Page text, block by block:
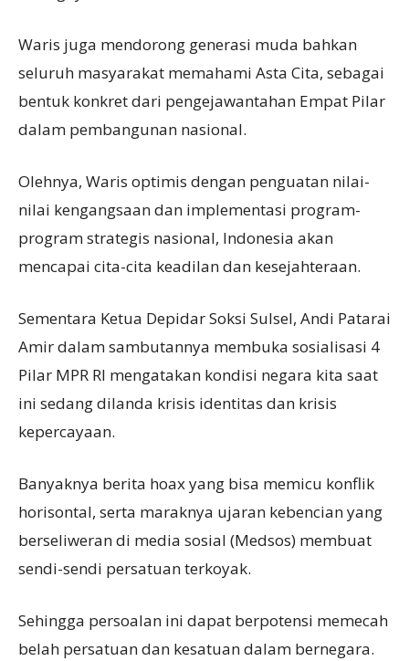
Waris juga mendorong generasi muda bahkan
seluruh masyarakat memahami Asta Cita, sebagai
bentuk konkret dari pengejawantahan Empat Pilar
dalam pembangunan nasional.
Olehnya, Waris optimis dengan penguatan nilai-
nilai kengangsaan dan implementasi program-
program strategis nasional, Indonesia akan
mencapai cita-cita keadilan dan kesejahteraan.
Sementara Ketua Depidar Soksi Sulsel, Andi Patarai
Amir dalam sambutannya membuka sosialisasi 4
Pilar MPR RI mengatakan kondisi negara kita saat
ini sedang dilanda krisis identitas dan krisis
kepercayaan.
Banyaknya berita hoax yang bisa memicu konflik
horisontal, serta maraknya ujaran kebencian yang
berseliweran di media sosial (Medsos) membuat
sendi-sendi persatuan terkoyak.
Sehingga persoalan ini dapat berpotensi memecah
belah persatuan dan kesatuan dalam bernegara.